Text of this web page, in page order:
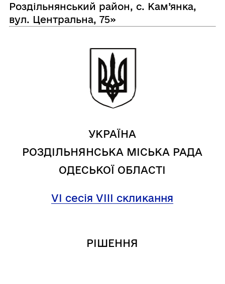
Роздільнянський район, с. Кам’янка,
вул. Центральна, 75»
УКРАЇНА
РОЗДІЛЬНЯНСЬКА МІСЬКА РАДА
ОДЕСЬКОЇ ОБЛАСТІ
VI сесія VIII скликання
РІШЕННЯ